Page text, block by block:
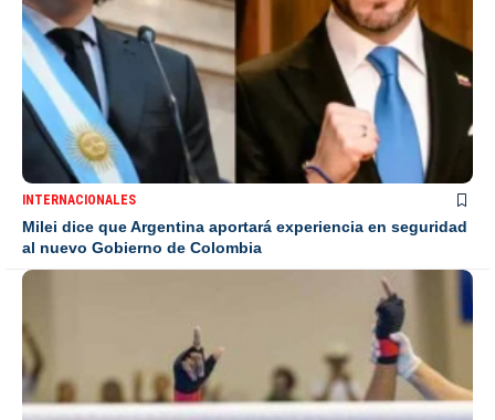
INTERNACIONALES
Milei dice que Argentina aportará experiencia en seguridad
al nuevo Gobierno de Colombia